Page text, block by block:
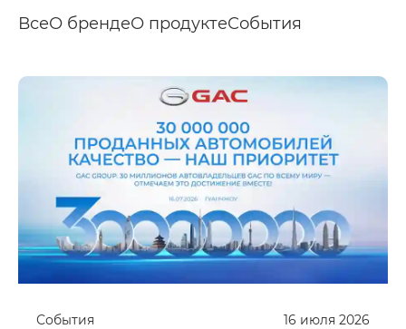
ВсеО брендеО продуктеСобытия
16 июля 2026
События